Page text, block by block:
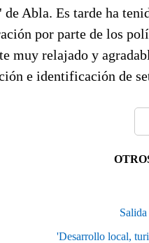
de Abla. Es tarde ha
por parte de los
muy relajado y
e identificación de
'Desarrollo local,